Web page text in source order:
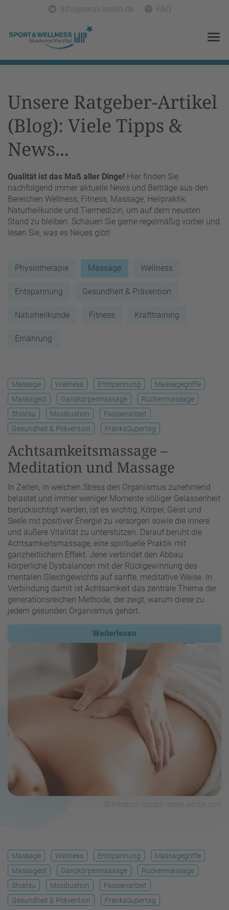
info@swav-berlin.de FAQ
Unsere Ratgeber-Artikel
(Blog): Viele Tipps &
News...
Qualität ist das Maß aller Dinge! Hier finden Sie
nachfolgend immer aktuelle News und Beiträge aus den
Bereichen Wellness, Fitness, Massage, Heilpraktik,
Naturheilkunde und Tiermedizin, um auf dem neusten
Stand zu bleiben. Schauen Sie gerne regelmäßig vorbei und
lesen Sie, was es Neues gibt!
Physiotherapie Massage Wellness
Entspannung Gesundheit & Prävention
Naturheilkunde Fitness Krafttraining
Ernährung
Massage Wellness Entspannung
Massagegriffe
Massageöl
Ganzkörpermassage
Rückenmassage
Shiatsu
Moxibustion
Faszienarbeit
Gesundheit & Prävention
FranksSupertag
Achtsamkeitsmassage –
Meditation und Massage
In Zeiten, in welchen Stress den Organismus zunehmend
belastet und immer weniger Momente völliger Gelassenheit
berücksichtigt werden, ist es wichtig, Körper, Geist und
Seele mit positiver Energie zu versorgen sowie die innere
und äußere Vitalität zu unterstützen. Darauf beruht die
Achtsamkeitsmassage, eine spirituelle Praktik mit
ganzheitlichem Effekt. Jene verbindet den Abbau
körperliche Dysbalancen mit der Rückgewinnung des
mentalen Gleichgewichts auf sanfte, meditative Weise. In
Verbindung damit ist Achtsamkeit das zentrale Thema der
generationsreichen Methode, der zeigt, warum diese zu
jedem gesunden Organismus gehört.
Weiterlesen
Massage Wellness Entspannung
Massagegriffe
Massageöl
Ganzkörpermassage
Rückenmassage
Shiatsu
Moxibustion
Faszienarbeit
Gesundheit & Prävention
FranksSupertag